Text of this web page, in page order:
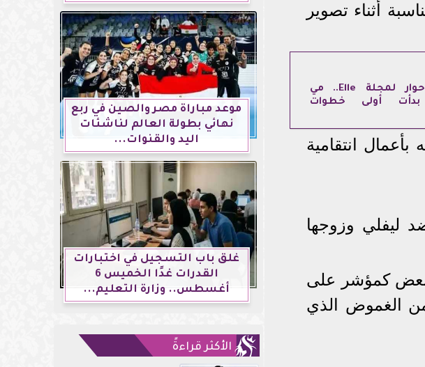
أثناء تصوير
في أجرأ حوار لمجلة Elle.. مي
بدأت أولى خطوات
انتقامية
ليفلي وزوجها
كمؤشر على
الغموض الذي
موعد مباراة مصر والصين في ربع
نهائي بطولة العالم لناشئات
اليد والقنوات...
غلق باب التسجيل في اختبارات
القدرات غدًا الخميس 6
أغسطس.. وزارة التعليم...
الأكثر قراءةً